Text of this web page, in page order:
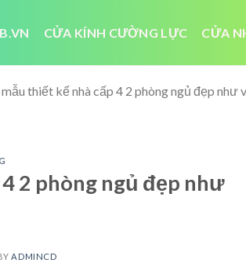
CỬA KÍNH CƯỜNG LỰC CỬA
thiết kế nhà cấp 4 2 phòng ngủ đẹp như
2 phòng ngủ đẹp như
ADMINCD